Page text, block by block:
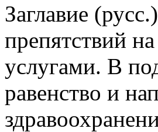
Заглавие
препятствий
услугами. В
равенство и